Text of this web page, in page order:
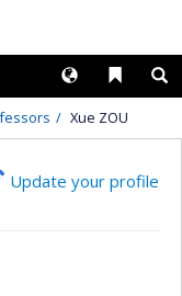
Liens
Langues
Xue ZOU
Update your profile